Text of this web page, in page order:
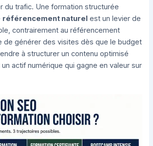
du trafic. Une formation structurée
référencement naturel est un levier de
contrairement au référencement
de générer des visites dès que le budget
à structurer un contenu optimisé
actif numérique qui gagne en valeur sur